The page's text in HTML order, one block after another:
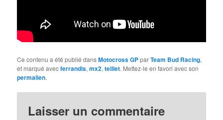
Ce contenu a été publié dansMotocross GPparTeam Bud Racing,
et marqué avecferrandis,mx2,teillet. Mettez-le en favori avec son
permalien.
Laisser un commentaire